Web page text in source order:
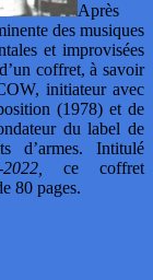
Après
des musiques
et improvisées
coffret, à savoir
initiateur avec
(1978) et de
du label de
d’armes. Intitulé
ce coffret
80 pages.